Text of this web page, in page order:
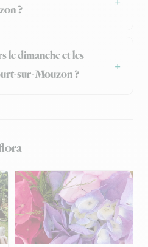
?
le dimanche et les
sur-Mouzon ?